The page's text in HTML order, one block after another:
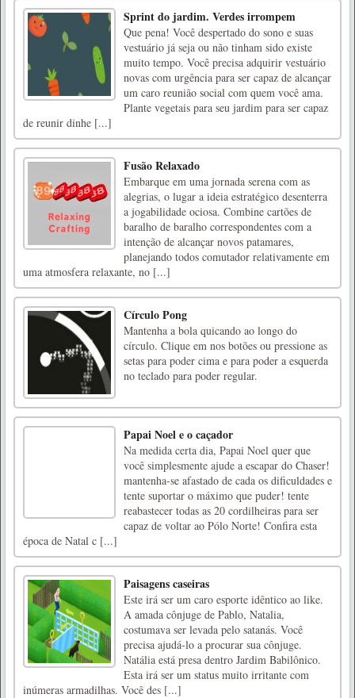
Sprint do jardim. Verdes irrompem
Que pena! Você despertado do sono e suas
vestuário já seja ou não tinham sido existe
muito tempo. Você precisa adquirir vestuário
novas com urgência para ser capaz de alcançar
um caro reunião social com quem você ama.
Plante vegetais para seu jardim para ser capaz
de reunir dinhe [...]
Fusão Relaxado
Embarque em uma jornada serena com as
alegrias, o lugar a ideia estratégico desenterra
a jogabilidade ociosa. Combine cartões de
baralho de baralho correspondentes com a
intenção de alcançar novos patamares,
planejando todos comutador relativamente em
uma atmosfera relaxante, no [...]
Círculo Pong
Mantenha a bola quicando ao longo do
círculo. Clique em nos botões ou pressione as
setas para poder cima e para poder a esquerda
no teclado para poder regular.
Papai Noel e o caçador
Na medida certa dia, Papai Noel quer que
você simplesmente ajude a escapar do Chaser!
mantenha-se afastado de cada os dificuldades e
tente suportar o máximo que puder! tente
reabastecer todas as 20 cordilheiras para ser
capaz de voltar ao Pólo Norte! Confira esta
época de Natal c [...]
Paisagens caseiras
Este irá ser um caro esporte idêntico ao like.
A amada cônjuge de Pablo, Natalia,
costumava ser levada pelo satanás. Você
precisa ajudá-lo a procurar sua cônjuge.
Natália está presa dentro Jardim Babilônico.
Esta irá ser um status muito irritante com
inúmeras armadilhas. Você des [...]